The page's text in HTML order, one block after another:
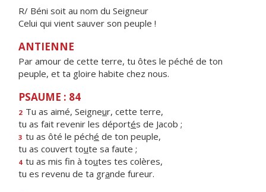
R/ Béni soit au nom du Seigneur
Celui qui vient sauver son peuple !
ANTIENNE
Par amour de cette terre, tu ôtes le péché de ton
peuple, et ta gloire habite chez nous.
PSAUME : 84
2 Tu as aimé, Seigneur, cette terre,
tu as fait revenir les déportés de Jacob ;
3 tu as ôté le péché de ton peuple,
tu as couvert toute sa faute ;
4 tu as mis fin à toutes tes colères,
tu es revenu de ta grande fureur.